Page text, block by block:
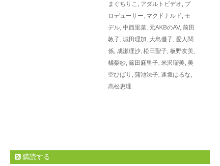
まぐちりこ , アダルトビデオ, プ
ロデューサー, マクドナルド, モ
デル, 中西里菜, 元AKBのAV, 前田
敦子, 城田理加, 大島優子, 愛人関
係, 成瀬理沙, 松田聖子, 板野友美,
橘梨紗, 篠田麻里子, 米沢瑠美, 美
空ひばり , 蒲池法子, 逢坂はるな,
高松恵理
購読する